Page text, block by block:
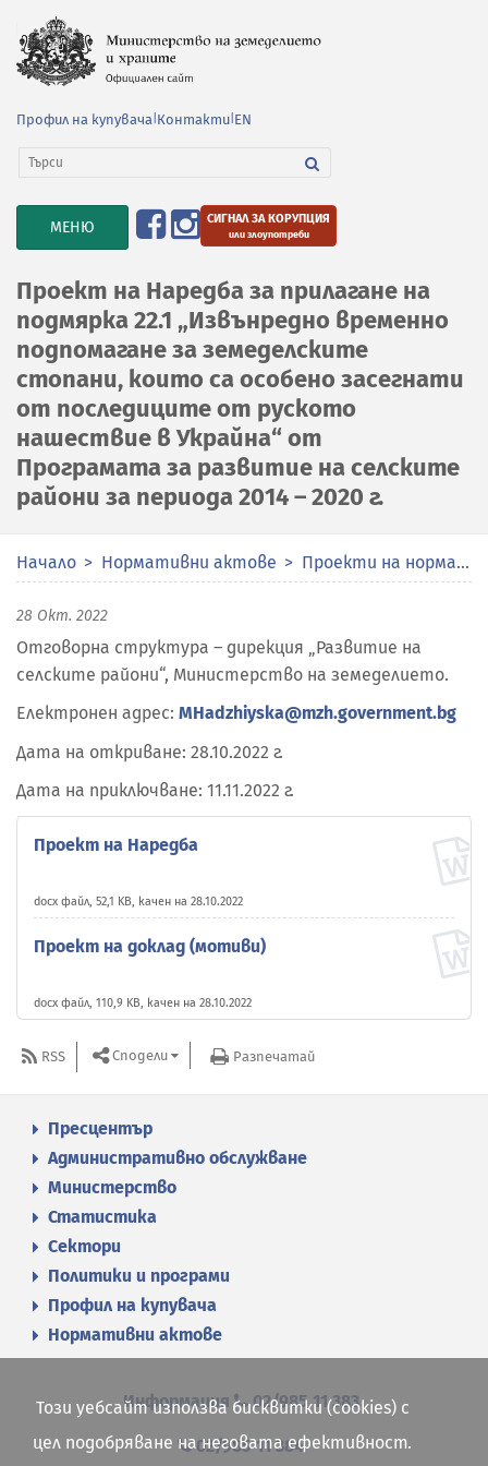
Профил на купувача Контакти EN
TOGGLE
NAVIGATION
МЕНЮ СИГНАЛ ЗА КОРУПЦИЯ
или злоупотреби
Проект на Наредба за прилагане на
подмярка 22.1 „Извънредно временно
подпомагане за земеделските
стопани, които са особено засегнати
от последиците от руското
нашествие в Украйна“ от
Програмата за развитие на селските
райони за периода 2014 – 2020 г.
Начало Нормативни актове Проекти на нормативни актове
28 Окт. 2022
Отговорна структура – дирекция „Развитие на
селските райони“, Министерство на земеделието.
Електронен адрес: MHadzhiyska@mzh.government.bg
Дата на откриване: 28.10.2022 г.
Дата на приключване: 11.11.2022 г.
Проект на Наредба
docx файл, 52,1 KB, качен на 28.10.2022
Проект на доклад (мотиви)
docx файл, 110,9 KB, качен на 28.10.2022
RSS Сподели Разпечатай
Пресцентър
Административно обслужване
Министерство
Статистика
Сектори
Политики и програми
Профил на купувача
Нормативни актове
Информация 02/985 11 383
02/985 11 384
Този уебсайт използва бисквитки (cookies) с
цел подобряване на неговата ефективност.